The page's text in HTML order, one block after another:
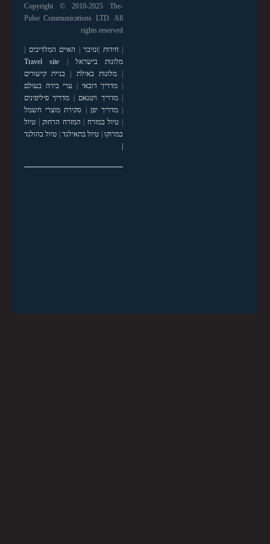
Copyright © 2010-2025 The-
Pulse Communications LTD. All
rights reserved
|חידות זנזיבר האיים המלדיבים
מלונות בישראל
Travel site
|מלונות באילת
בניית קישורים
מדריך דובאי
ערי בירה בעולם
|מדריך ויטנאם
מדריך פיליפינים
|מדריך יפן
סקירת מוצרי חשמל
טיול במזרח המזרח הרחוק| טיול
במרוקו| טיול בתאילנד| טיול בהולנד